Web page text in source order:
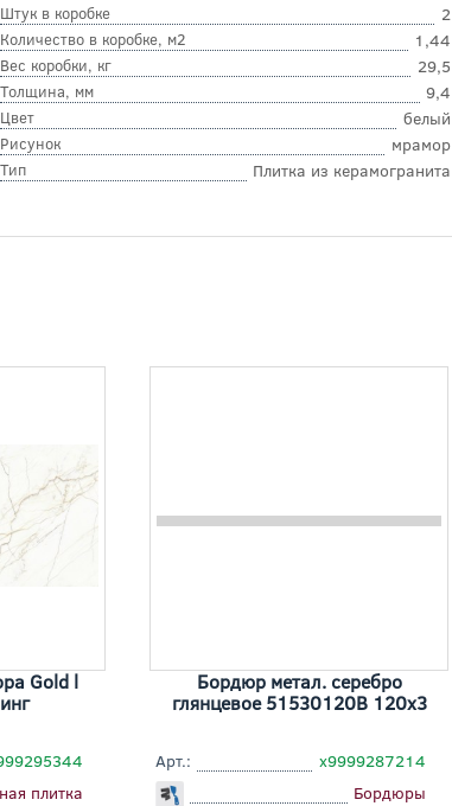
Штук в коробке 2
Количество в коробке, м2 1,44
Вес коробки, кг 29,5
Толщина, мм 9,4
Цвет белый
Рисунок мрамор
Тип Плитка из керамогранита
Gold l
плитка
Бордюр метал. серебро
глянцевое 51530120B 120x3
Арт.:
х9999287214
Бордюры